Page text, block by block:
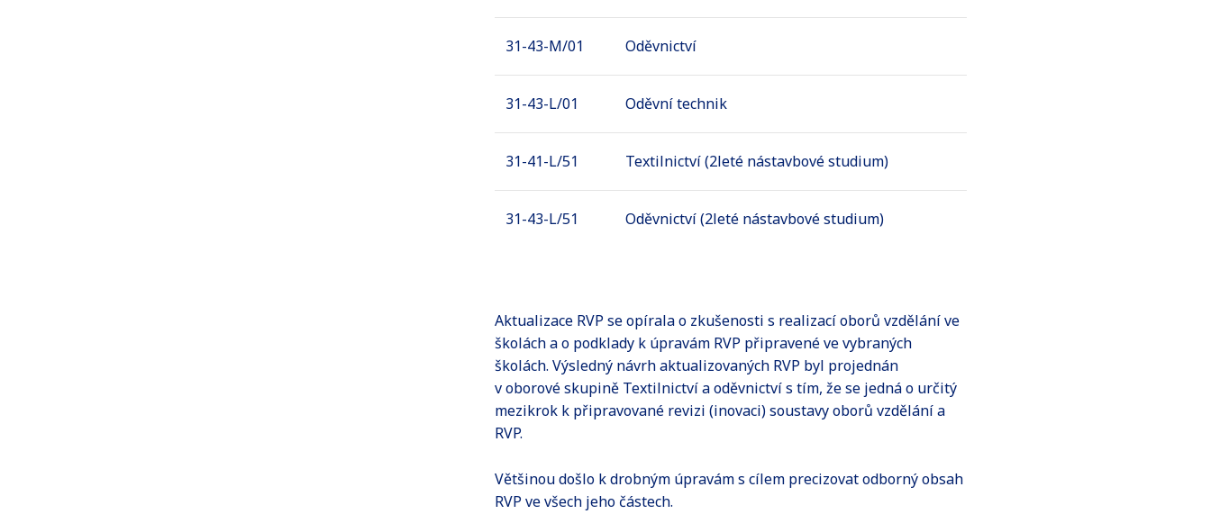
31-43-M/01 Oděvnictví
31-43-L/01 Oděvní technik
31-41-L/51 Textilnictví (2leté nástavbové studium)
31-43-L/51 Oděvnictví (2leté nástavbové studium)
Aktualizace RVP se opírala o zkušenosti s realizací oborů vzdělání ve
školách a o podklady k úpravám RVP připravené ve vybraných
školách. Výsledný návrh aktualizovaných RVP byl projednán
v oborové skupině Textilnictví a oděvnictví s tím, že se jedná o určitý
mezikrok k připravované revizi (inovaci) soustavy oborů vzdělání a
RVP.
Většinou došlo k drobným úpravám s cílem precizovat odborný obsah
RVP ve všech jeho částech.